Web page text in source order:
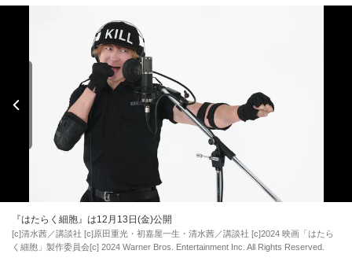
『はたらく細胞』は12月13日(金)公開
[c]清水茜／講談社 [c]原田重光・初嘉屋一生・清水茜／講談社 [c]2024 映画「はたら
く細胞」製作委員会[c] 2024 Warner Bros. Entertainment Inc. All Rights Reserved.